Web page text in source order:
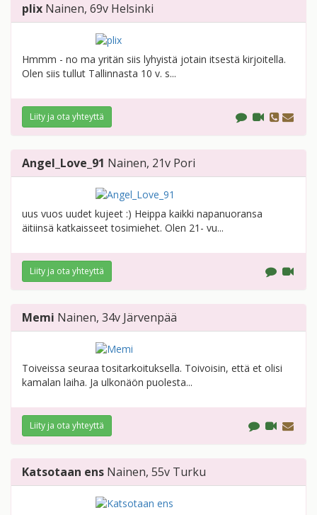
plix Nainen, 69v Helsinki
Hmmm - no ma yritän siis lyhyistä jotain itsestä kirjoitella.
Olen siis tullut Tallinnasta 10 v. s...
Liity ja ota yhteyttä
Angel_Love_91 Nainen, 21v Pori
uus vuos uudet kujeet :) Heippa kaikki napanuoransa
äitiinsä katkaisseet tosimiehet. Olen 21- vu...
Liity ja ota yhteyttä
Memi Nainen, 34v Järvenpää
Toiveissa seuraa tositarkoituksella. Toivoisin, että et olisi
kamalan laiha. Ja ulkonäön puolesta...
Liity ja ota yhteyttä
Katsotaan ens Nainen, 55v Turku